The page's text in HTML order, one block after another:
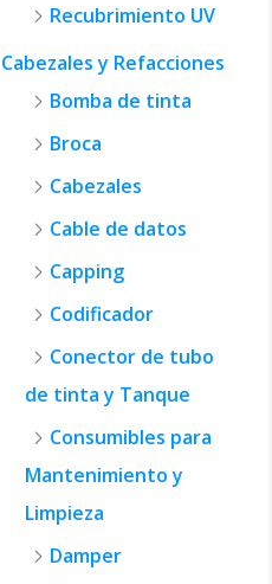
Recubrimiento UV
Cabezales y Refacciones
Bomba de tinta
Broca
Cabezales
Cable de datos
Capping
Codificador
Conector de tubo
de tinta y Tanque
Consumibles para
Mantenimiento y
Limpieza
Damper